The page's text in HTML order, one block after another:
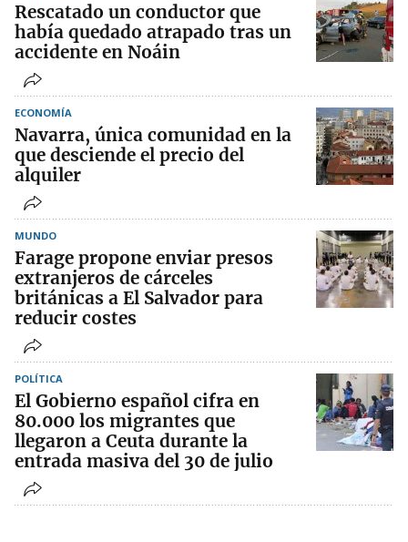
Rescatado un conductor que
había quedado atrapado tras un
accidente en Noáin
ECONOMÍA
Navarra, única comunidad en la
que desciende el precio del
alquiler
MUNDO
Farage propone enviar presos
extranjeros de cárceles
británicas a El Salvador para
reducir costes
POLÍTICA
El Gobierno español cifra en
80.000 los migrantes que
llegaron a Ceuta durante la
entrada masiva del 30 de julio